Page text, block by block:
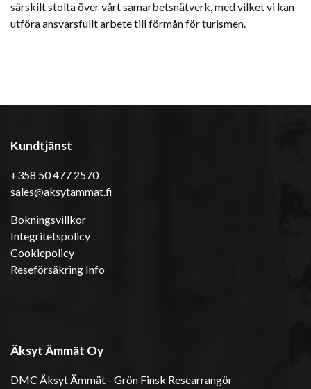
särskilt stolta över vårt samarbetsnätverk, med vilket vi kan
utföra ansvarsfullt arbete till förmån för turismen.
Kundtjänst
+358 50 477 2570
sales@aksytammat.fi
Bokningsvillkor
Integritetspolicy
Cookiepolicy
Reseförsäkring Info
Äksyt Ämmät Oy
DMC Äksyt Ämmät - Grön Finsk Researrangör